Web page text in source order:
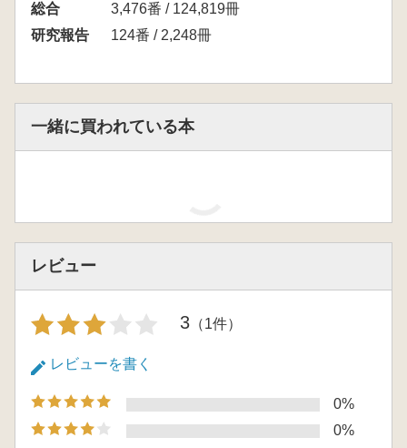
総合
3,476番 / 124,819冊
研究報告
124番 / 2,248冊
一緒に買われている本
レビュー
3 （1件）
レビューを書く
0%
0%